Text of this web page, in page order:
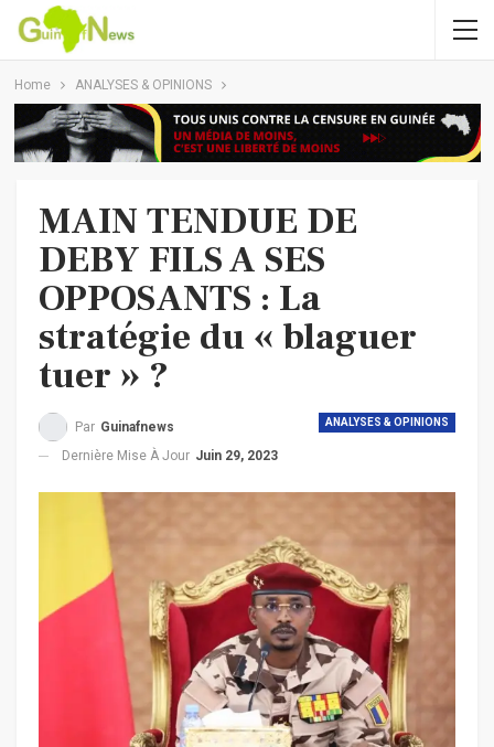
Home ANALYSES & OPINIONS
MAIN TENDUE DE
DEBY FILS A SES
OPPOSANTS : La
stratégie du « blaguer
tuer » ?
ANALYSES & OPINIONS
Par Guinafnews
Dernière Mise À Jour Juin 29, 2023